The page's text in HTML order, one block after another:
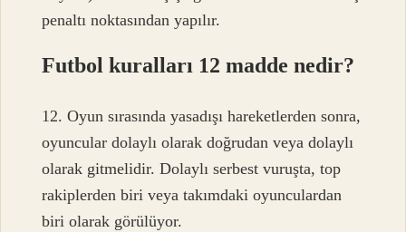
penaltı noktasından yapılır.
Futbol kuralları 12 madde nedir?
12. Oyun sırasında yasadışı hareketlerden sonra,
oyuncular dolaylı olarak doğrudan veya dolaylı
olarak gitmelidir. Dolaylı serbest vuruşta, top
rakiplerden biri veya takımdaki oyunculardan
biri olarak görülüyor.